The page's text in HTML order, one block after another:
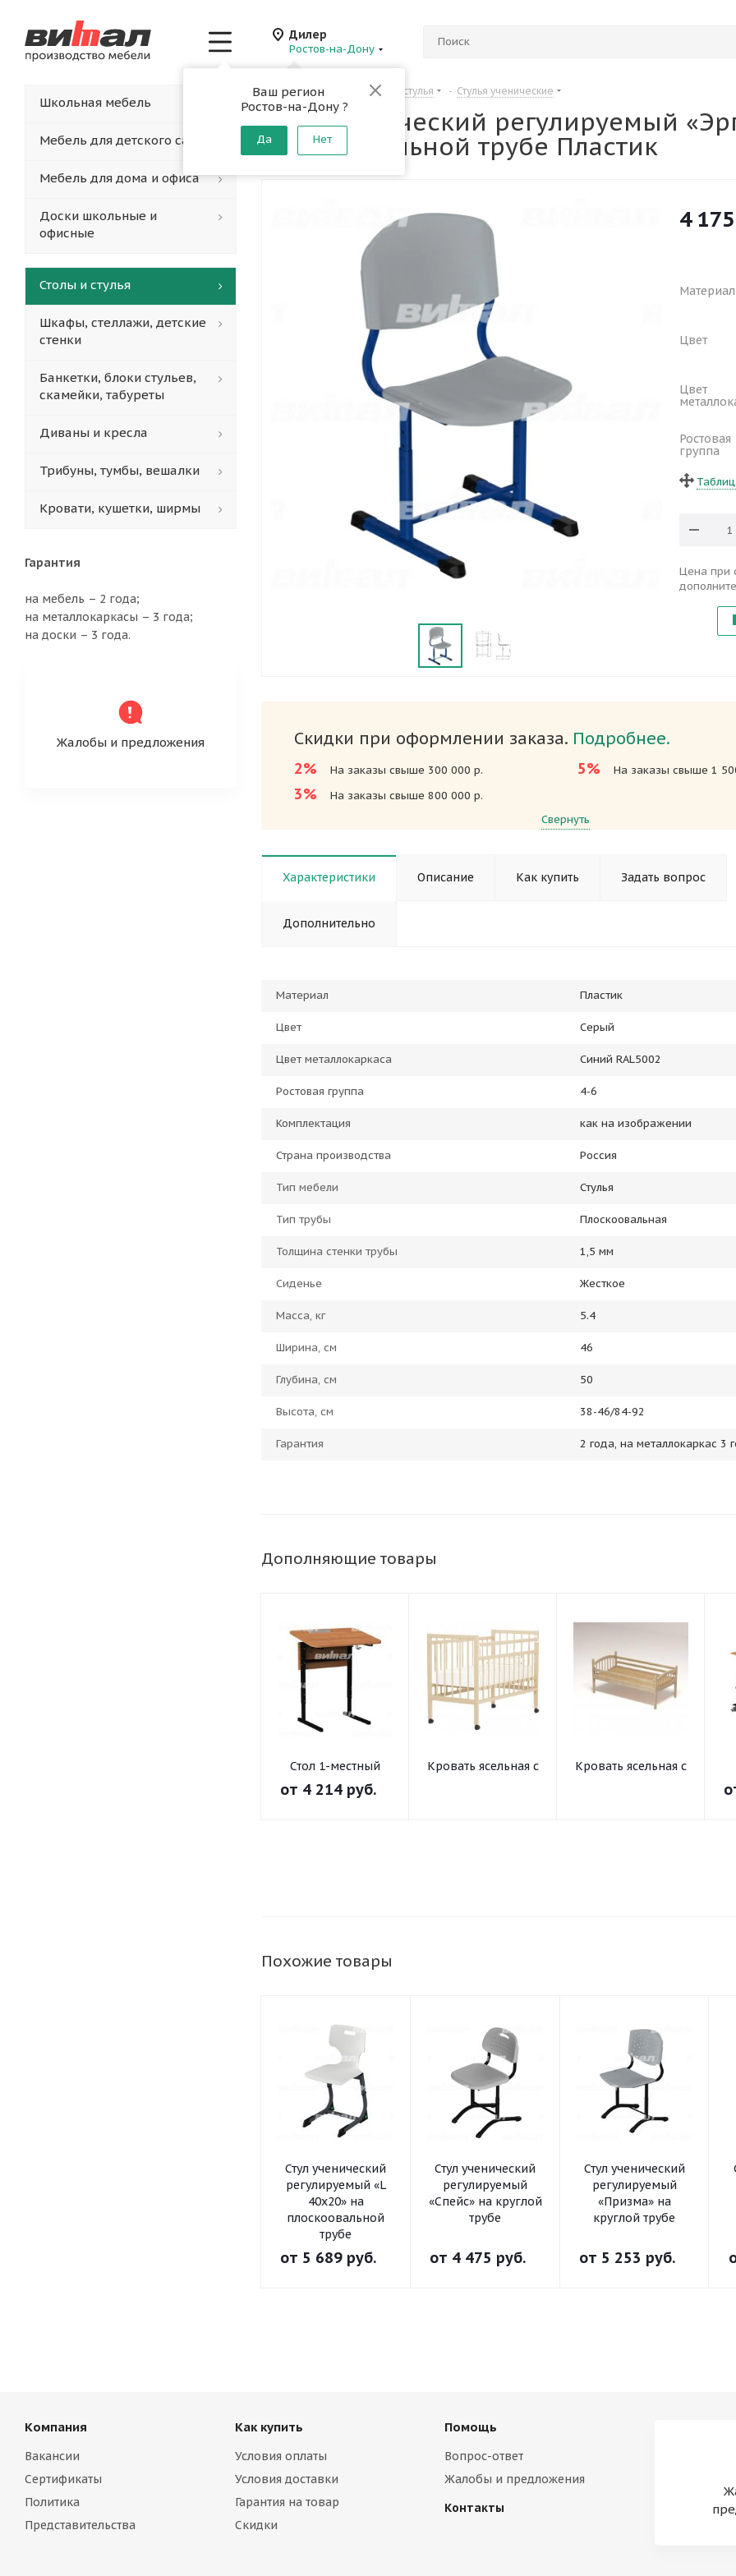
Дилер
Ростов-на-Дону
Ваш регион
Ростов-на-Дону ?
Да Нет
Главная - Каталог Столы и стулья - Стулья ученические
Стул ученический регулируемый
плоскоовальной трубе Пластик
4 175
Материал
Цвет
Цвет
Ростовая
группа
Цена при
Скидки при оформлении заказа. Подробнее.
2% На заказы свыше 300 000 р.
3% На заказы свыше 800 000 р.
5% На заказы свыше 1
Свернуть
Характеристики Описание Как купить Задать вопрос
Дополнительно
Материал Пластик
Цвет Серый
Цвет металлокаркаса Синий RAL5002
Ростовая группа 4-6
Комплектация как на изображении
Страна производства Россия
Тип мебели Стулья
Тип трубы Плоскоовальная
Толщина стенки трубы 1,5 мм
Сиденье Жесткое
Масса, кг 5.4
Ширина, см 46
Глубина, см 50
Высота, см 38-46/84-92
Гарантия 2 года, на металлокаркас 3
Дополняющие товары
Стол 1-местный
регулир. высота и
наклон
от 4 214 руб.
Кровать ясельная с
Кровать ясельная с
Похожие товары
Стул ученический
регулируемый «L
40x20» на
плоскоовальной
трубе
от 5 689 руб.
Стул ученический
регулируемый
«Спейс» на круглой
трубе
от 4 475 руб.
Стул ученический
регулируемый
«Призма» на
круглой трубе
от 5 253 руб.
Школьная мебель
Мебель для детского сада
Мебель для дома и офиса
Доски школьные и
офисные
Столы и стулья
Шкафы, стеллажи, детские
стенки
Банкетки, блоки стульев,
скамейки, табуреты
Диваны и кресла
Трибуны, тумбы, вешалки
Кровати, кушетки, ширмы
Гарантия
на мебель – 2 года;
на металлокаркасы – 3 года;
на доски – 3 года.
Жалобы и предложения
Компания
Вакансии
Сертификаты
Политика
Представительства
Как купить
Условия оплаты
Условия доставки
Гарантия на товар
Скидки
Помощь
Вопрос-ответ
Жалобы и предложения
Контакты